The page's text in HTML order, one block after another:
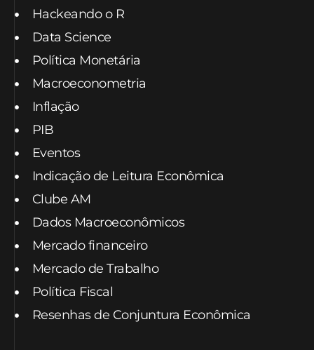
Hackeando o R
Data Science
Política Monetária
Macroeconometria
Inflação
PIB
Eventos
Indicação de Leitura Econômica
Clube AM
Dados Macroeconômicos
Mercado financeiro
Mercado de Trabalho
Política Fiscal
Resenhas de Conjuntura Econômica